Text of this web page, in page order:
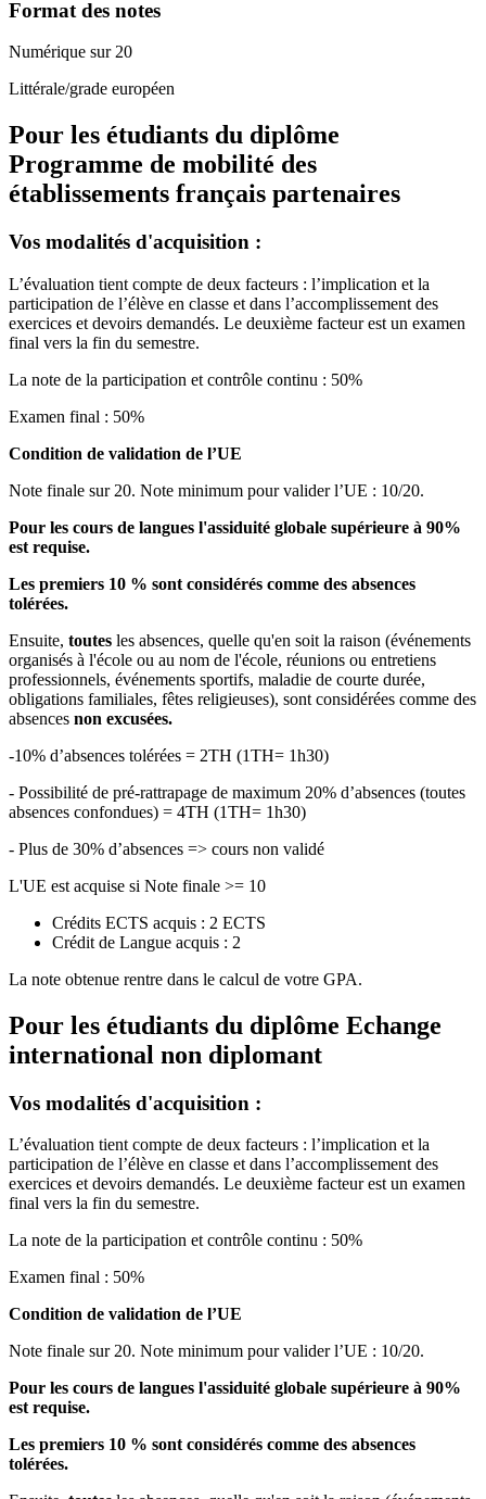
Format des notes
Numérique sur 20
Littérale/grade européen
Pour les étudiants du diplôme
Programme de mobilité des
établissements français partenaires
Vos modalités d'acquisition :
L’évaluation tient compte de deux facteurs : l’implication et la
participation de l’élève en classe et dans l’accomplissement des
exercices et devoirs demandés. Le deuxième facteur est un examen
final vers la fin du semestre.
La note de la participation et contrôle continu : 50%
Examen final : 50%
Condition de validation de l’UE
Note finale sur 20. Note minimum pour valider l’UE : 10/20.
Pour les cours de langues l'assiduité globale supérieure à 90%
est requise.
Les premiers 10 % sont considérés comme des absences
tolérées.
Ensuite, toutes les absences, quelle qu'en soit la raison (événements
organisés à l'école ou au nom de l'école, réunions ou entretiens
professionnels, événements sportifs, maladie de courte durée,
obligations familiales, fêtes religieuses), sont considérées comme des
absences non excusées.
-10% d’absences tolérées = 2TH (1TH= 1h30)
- Possibilité de pré-rattrapage de maximum 20% d’absences (toutes
absences confondues) = 4TH (1TH= 1h30)
- Plus de 30% d’absences => cours non validé
L'UE est acquise si Note finale >= 10
Crédits ECTS acquis : 2 ECTS
Crédit de Langue acquis : 2
La note obtenue rentre dans le calcul de votre GPA.
Pour les étudiants du diplôme Echange
international non diplomant
Vos modalités d'acquisition :
L’évaluation tient compte de deux facteurs : l’implication et la
participation de l’élève en classe et dans l’accomplissement des
exercices et devoirs demandés. Le deuxième facteur est un examen
final vers la fin du semestre.
La note de la participation et contrôle continu : 50%
Examen final : 50%
Condition de validation de l’UE
Note finale sur 20. Note minimum pour valider l’UE : 10/20.
Pour les cours de langues l'assiduité globale supérieure à 90%
est requise.
Les premiers 10 % sont considérés comme des absences
tolérées.